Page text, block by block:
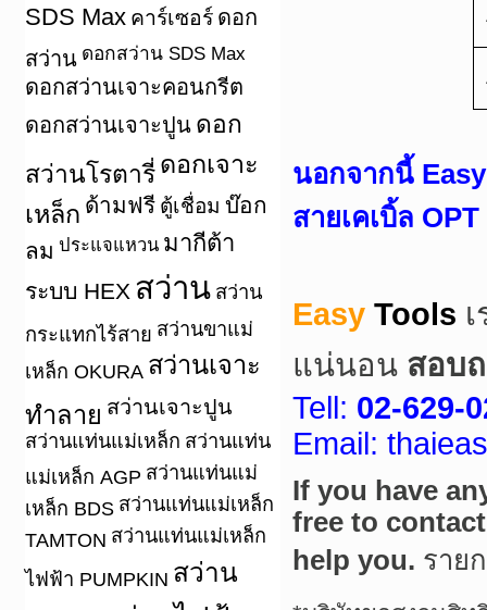
SDS Max คาร์เซอร์ ดอก
สว่าน ดอกสว่าน SDS Max
ดอกสว่านเจาะคอนกรีต
ดอกสว่านเจาะปูน ดอก
สว่านโรตารี่ ดอกเจาะ
เหล็ก ด้ามฟรี ตู้เชื่อม บ๊อก
ลม ประแจแหวน มากีต้า
ระบบ HEX สว่าน สว่าน
กระแทกไร้สาย สว่านขาแม่
เหล็ก OKURA สว่านเจาะ
ทำลาย สว่านเจาะปูน
สว่านแท่นแม่เหล็ก สว่านแท่น
แม่เหล็ก AGP สว่านแท่นแม่
เหล็ก BDS สว่านแท่นแม่เหล็ก
TAMTON สว่านแท่นแม่เหล็ก
ไฟฟ้า PUMPKIN สว่าน
นอกจากนี้
สายเคเบิ้ล
Easy Tools
แน่นอน สอบ
Tell: 02-629-
Email:
If you have
free to
help you. ราย